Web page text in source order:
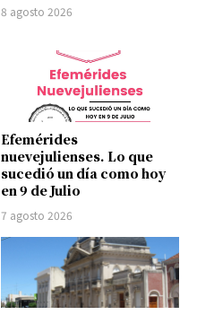
8 agosto 2026
Efemérides
nuevejulienses. Lo que
sucedió un día como hoy
en 9 de Julio
7 agosto 2026